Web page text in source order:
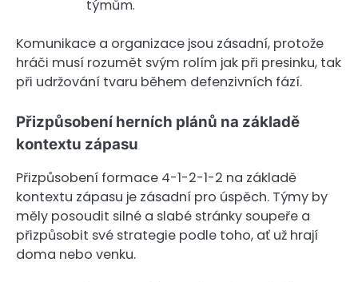
týmům.
Komunikace a organizace jsou zásadní, protože
hráči musí rozumět svým rolím jak při presinku, tak
při udržování tvaru během defenzivních fází.
Přizpůsobení herních plánů na základě
kontextu zápasu
Přizpůsobení formace 4-1-2-1-2 na základě
kontextu zápasu je zásadní pro úspěch. Týmy by
měly posoudit silné a slabé stránky soupeře a
přizpůsobit své strategie podle toho, ať už hrají
doma nebo venku.